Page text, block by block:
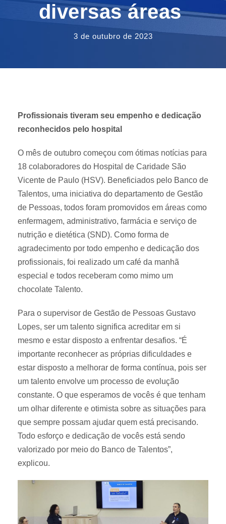
diversas áreas
3 de outubro de 2023
Profissionais tiveram seu empenho e dedicação
reconhecidos pelo hospital
O mês de outubro começou com ótimas notícias para
18 colaboradores do Hospital de Caridade São
Vicente de Paulo (HSV). Beneficiados pelo Banco de
Talentos, uma iniciativa do departamento de Gestão
de Pessoas, todos foram promovidos em áreas como
enfermagem, administrativo, farmácia e serviço de
nutrição e dietética (SND). Como forma de
agradecimento por todo empenho e dedicação dos
profissionais, foi realizado um café da manhã
especial e todos receberam como mimo um
chocolate Talento.
Para o supervisor de Gestão de Pessoas Gustavo
Lopes, ser um talento significa acreditar em si
mesmo e estar disposto a enfrentar desafios. “É
importante reconhecer as próprias dificuldades e
estar disposto a melhorar de forma contínua, pois ser
um talento envolve um processo de evolução
constante. O que esperamos de vocês é que tenham
um olhar diferente e otimista sobre as situações para
que sempre possam ajudar quem está precisando.
Todo esforço e dedicação de vocês está sendo
valorizado por meio do Banco de Talentos”,
explicou.